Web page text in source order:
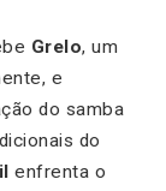
Grelo, um
e
do samba
do
enfrenta o